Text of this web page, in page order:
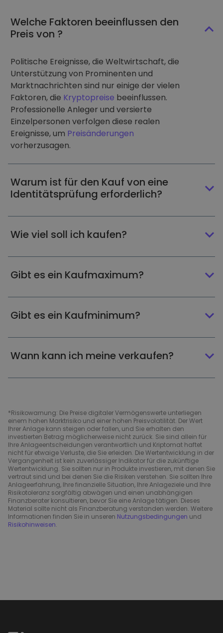
Welche Faktoren beeinflussen den
Preis von ?
Politische Ereignisse, die Weltwirtschaft, die
Unterstützung von Prominenten und
Marktnachrichten sind nur einige der vielen
Faktoren, die Kryptopreise beeinflussen.
Professionelle Anleger und versierte
Einzelpersonen verfolgen diese realen
Ereignisse, um Preisänderungen
vorherzusagen.
Warum ist für den Kauf von eine
Identitätsprüfung erforderlich?
Wie viel soll ich kaufen?
Gibt es ein Kaufmaximum?
Gibt es ein Kaufminimum?
Wann kann ich meine verkaufen?
*Risikowarnung: Die Preise digitaler Vermögenswerte unterliegen
einem hohen Marktrisiko und einer hohen Preisvolatilität. Der Wert
Ihrer Anlage kann steigen oder fallen, und Sie erhalten den
investierten Betrag möglicherweise nicht zurück. Sie sind allein für
Ihre Anlageentscheidungen verantwortlich und Kriptomat haftet
nicht für etwaige Verluste, die Sie erleiden. Die Wertentwicklung in der
Vergangenheit ist kein zuverlässiger Indikator für die zukünftige
Wertentwicklung. Sie sollten nur in Produkte investieren, mit denen Sie
vertraut sind und bei denen Sie die Risiken verstehen. Sie sollten Ihre
Anlageerfahrung, Ihre finanzielle Situation, Ihre Anlageziele und Ihre
Risikotoleranz sorgfältig abwägen und einen unabhängigen
Finanzberater konsultieren, bevor Sie eine Anlage tätigen. Dieses
Material sollte nicht als Finanzberatung verstanden werden. Weitere
Informationen finden Sie in unseren Nutzungsbedingungen und
Risikohinweisen.